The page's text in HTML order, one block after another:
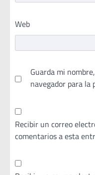
Web
Guarda mi
navegador para la
Recibir un correo
comentarios a esta